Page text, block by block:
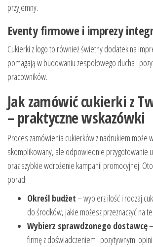
przyjemny.
Eventy firmowe i imprezy
Cukierki z logo to również świetny dodatek na
pomagają w budowaniu zespołowego ducha i
pracowników.
Jak zamówić cukierki z
– praktyczne wskazówki
Proces zamówienia cukierków z nadrukiem może
skomplikowany, ale odpowiednie przygotowanie
oraz szybkie wdrożenie kampanii promocyjnej.
porad:
Określ budżet– wybierz ilość i rodzaj
do środków, jakie możesz przeznaczyć na
Wybierz sprawdzonego dostawcę
firmę z doświadczeniem i pozytywnymi